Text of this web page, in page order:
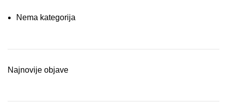
Nema kategorija
Najnovije objave